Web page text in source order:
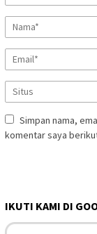
Simpan nama,
komentar saya
IKUTI KAMI DI